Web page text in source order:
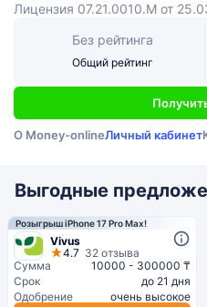
Лицензия 07.21.0010.М от
Без рейтинга
Общий рейтинг
О Money-onlineЛичный кабинет
Выгодные
Розыгрыш iPhone 17 Pro Max!
Vivus
4.7 32 отзыва
Сумма
10000 - 300000 ₸
Срок
до 21 дня
Одобрение
очень высокое